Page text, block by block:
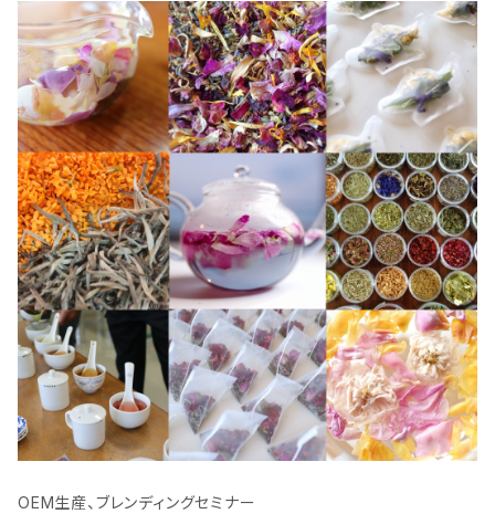
OEM生産、ブレンディングセミナー